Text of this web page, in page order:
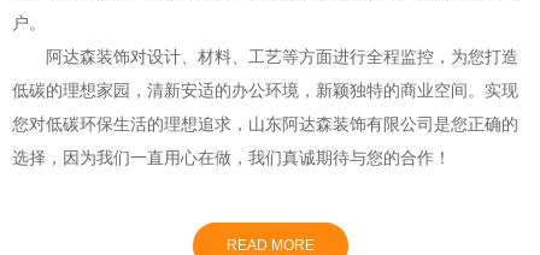
户。
阿达森装饰对设计、材料、工艺等方面进行全程监控，为您打造
低碳的理想家园，清新安适的办公环境，新颖独特的商业空间。实现
您对低碳环保生活的理想追求，山东阿达森装饰有限公司是您正确的
选择，因为我们一直用心在做，我们真诚期待与您的合作！
READ MORE